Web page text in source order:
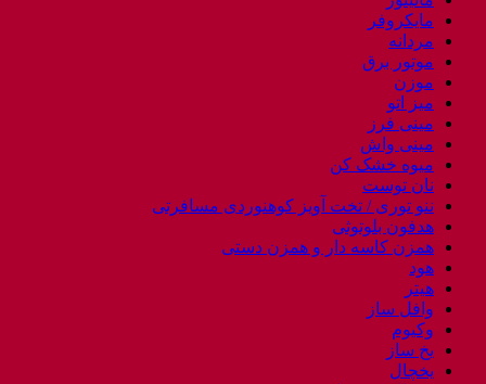
مایکروفر
مردانه
موتور برق
موزن
میز اتو
مینی فرز
مینی واش
میوه خشک کن
نان توست
ننو توری / تخت آویز کوهنوردی مسافرتی
هدفون بلوتوثی
همزن کاسه دار و همزن دستی
هود
هیتر
وافل ساز
وکیوم
یخ ساز
یخچال